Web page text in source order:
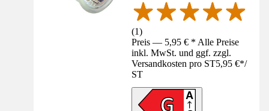
(1)
Preis — 5,95 € * Alle Preise
inkl. MwSt. und ggf. zzgl.
Versandkosten pro ST5,95 €*/
ST